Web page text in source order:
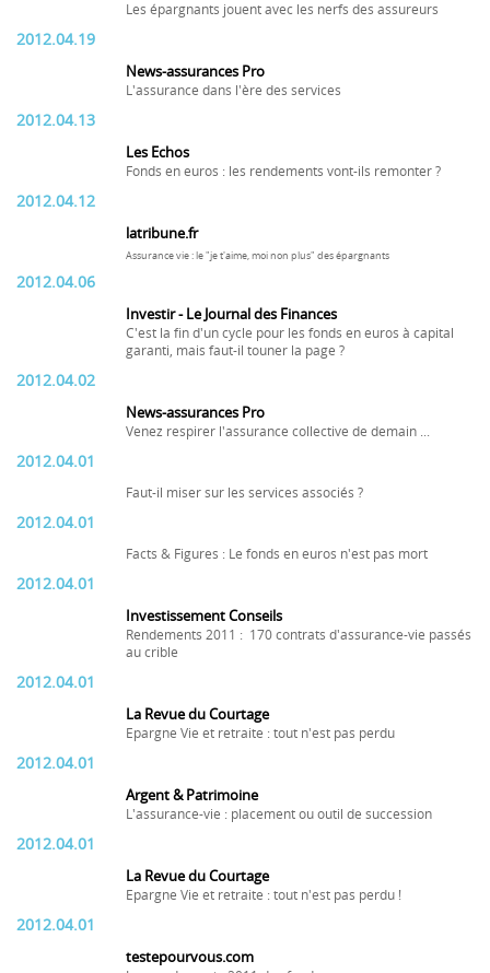
Les épargnants jouent avec les nerfs des assureurs
2012.04.19
News-assurances Pro
L'assurance dans l'ère des services
2012.04.13
Les Echos
Fonds en euros : les rendements vont-ils remonter ?
2012.04.12
latribune.fr
Assurance vie : le "je t'aime, moi non plus" des épargnants
2012.04.06
Investir - Le Journal des Finances
C'est la fin d'un cycle pour les fonds en euros à capital
garanti, mais faut-il touner la page ?
2012.04.02
News-assurances Pro
Venez respirer l'assurance collective de demain ...
2012.04.01
Faut-il miser sur les services associés ?
2012.04.01
Facts & Figures : Le fonds en euros n'est pas mort
2012.04.01
Investissement Conseils
Rendements 2011 : 170 contrats d'assurance-vie passés
au crible
2012.04.01
La Revue du Courtage
Epargne Vie et retraite : tout n'est pas perdu
2012.04.01
Argent & Patrimoine
L'assurance-vie : placement ou outil de succession
2012.04.01
La Revue du Courtage
Epargne Vie et retraite : tout n'est pas perdu !
2012.04.01
testepourvous.com